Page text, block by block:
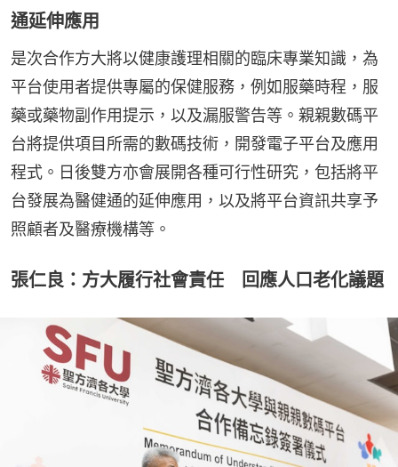
通延伸應用
是次合作方大將以健康護理相關的臨床專業知識，為
平台使用者提供專屬的保健服務，例如服藥時程，服
藥或藥物副作用提示，以及漏服警告等。親親數碼平
台將提供項目所需的數碼技術，開發電子平台及應用
程式。日後雙方亦會展開各種可行性研究，包括將平
台發展為醫健通的延伸應用，以及將平台資訊共享予
照顧者及醫療機構等。
張仁良：方大履行社會責任 回應人口老化議題